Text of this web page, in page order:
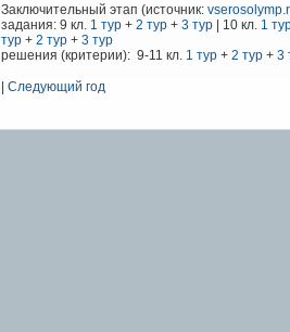
Заключительный этап (источник:
задания: 9 кл. 1 тур + 2 тур + 3 тур | 10 кл. 1
тур + 2 тур + 3 тур
решения (критерии): 9-11 кл. 1 тур + 2 тур + 3
| Следующий год